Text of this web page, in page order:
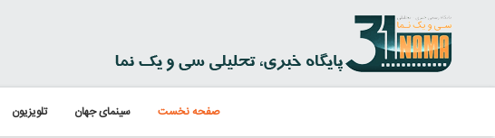
صفحه نخست سینمای جهان تلویزیون